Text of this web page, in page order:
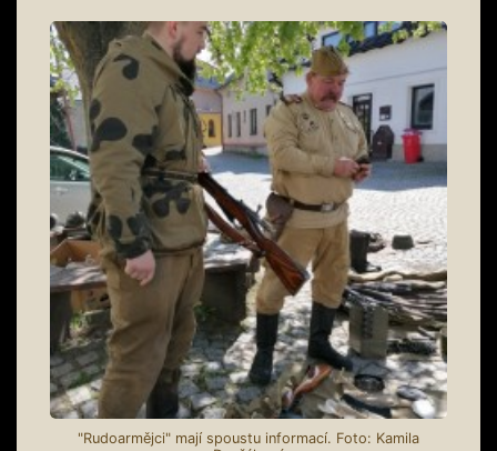
"Rudoarmějci" mají spoustu informací. Foto: Kamila